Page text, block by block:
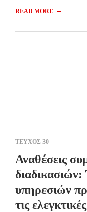
READ MORE →
ΤΕΥΧΟΣ 30
Αναθέσεις
υπηρεσιών
τις